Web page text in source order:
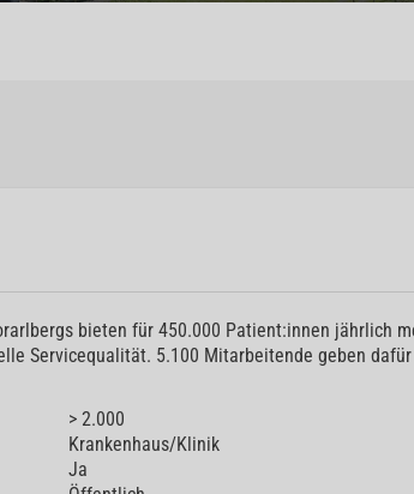
bieten für 450.000 Patient:innen jährlich
Servicequalität. 5.100 Mitarbeitende geben
> 2.000
Krankenhaus/Klinik
Ja